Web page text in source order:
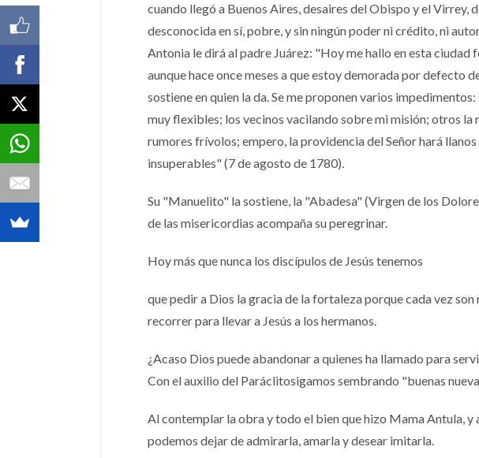
cuando llegó a Buenos Aires, desaires del Obispo y el Virrey,
desconocida en sí, pobre, y sin ningún poder ni crédito, ni
Antonia le dirá al padre Juárez: "Hoy me hallo en esta
aunque hace once meses a que estoy demorada por defecto
sostiene en quien la da. Se me proponen varios
muy flexibles; los vecinos vacilando sobre mi misión; otros la
rumores frívolos; empero, la providencia del Señor hará
insuperables" (7 de agosto de 1780).
Su "Manuelito" la sostiene, la "Abadesa" (Virgen de los
de las misericordias acompaña su peregrinar.
Hoy más que nunca los discípulos de Jesús tenemos
que pedir a Dios la gracia de la fortaleza porque cada vez
recorrer para llevar a Jesús a los hermanos.
¿Acaso Dios puede abandonar a quienes ha llamado para
Con el auxilio del Paráclitosigamos sembrando "buenas
Al contemplar la obra y todo el bien que hizo Mama Antula, y
podemos dejar de admirarla, amarla y desear imitarla.